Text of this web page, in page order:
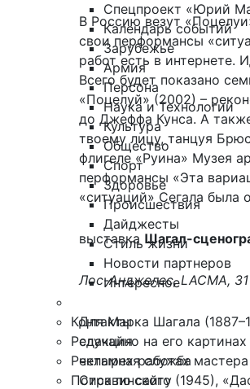
Спецпроект «Юрий
Календарь событий
Зарубежье
Армия
Персона
Наука и Технологии
Культура
Общество
Спорт
Здоровье
Происшествия
Дайджесты
Стиль жизни
Новости партнеров
Интересное
Контакты
Редакция
Рекламная служба
Поиск по сайту
В Россию везут
свои перформансы
работ есть в интернете.
Всего будет показано
«Поцелуй» (2002) –
до Джеффа Кунса. А
твоему лицу, танцуя
флигеле «Руина» Музея
перформансы «Эта
«ситуаций» Сегала была
выставка Шагал-
Лос-Анджелес, LACMA,
Для Марка Шагала
случайно на его
четырех работах
Стравинского (1945),